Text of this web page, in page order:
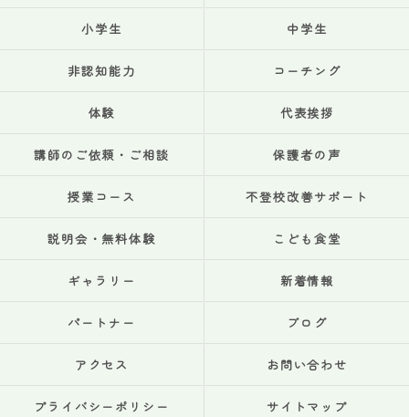
小学生 中学生
非認知能力 コーチング
体験 代表挨拶
講師のご依頼・ご相談 保護者の声
授業コース 不登校改善サポート
説明会・無料体験 こども食堂
ギャラリー 新着情報
パートナー ブログ
アクセス お問い合わせ
プライバシーポリシー サイトマップ